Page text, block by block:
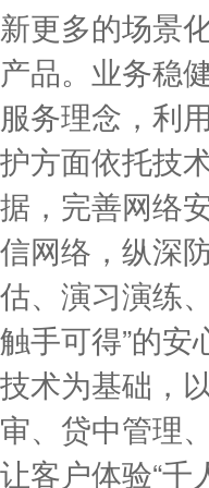
新更多的场景
产品。业务稳
服务理念，利
护方面依托技
据，完善网络
信网络，纵深
估、演习演练
触手可得”的
技术为基础，
审、贷中管理
让客户体验“